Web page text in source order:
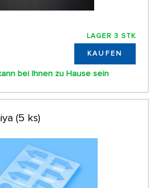
LAGER 3 STK
KAUFEN
bei Ihnen zu Hause sein
(5 ks)